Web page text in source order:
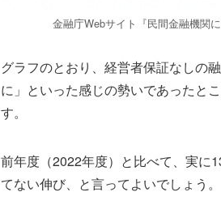
金融庁Webサイト『民間金融機関
グラフのとおり、経営者保証なしの
に」といった感じの勢いであったと
す。
前年度（2022年度）と比べて、実に
てない伸び、と言ってよいでしょう。